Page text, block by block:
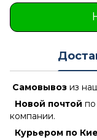
Самовывоз из
Новой почтой
компании.
Курьером по